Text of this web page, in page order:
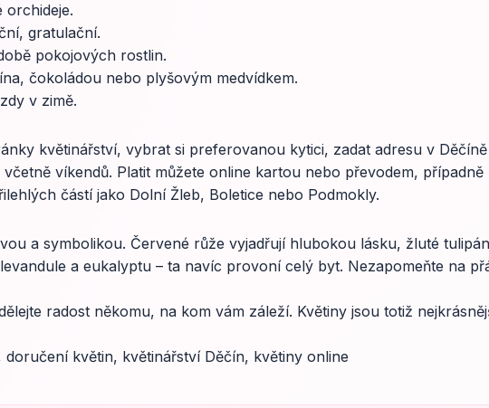
orchideje.
gratulační.
pokojových rostlin.
čokoládou nebo plyšovým medvídkem.
v zimě.
květinářství, vybrat si preferovanou kytici, zadat adresu v
víkendů. Platit můžete online kartou nebo převodem,
částí jako Dolní Žleb, Boletice nebo Podmokly.
a symbolikou. Červené růže vyjadřují hlubokou lásku, žluté
a eukalyptu – ta navíc provoní celý byt. Nezapomeňte na
radost někomu, na kom vám záleží. Květiny jsou totiž
květin, květinářství Děčín, květiny online